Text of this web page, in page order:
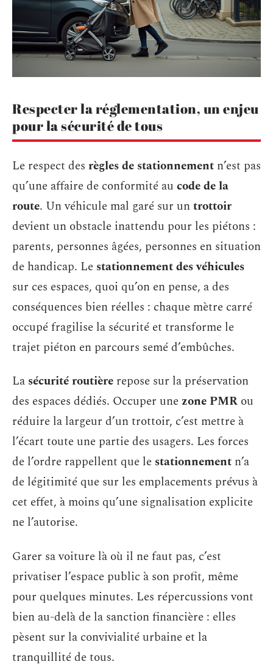
Respecter la réglementation, un enjeu
pour la sécurité de tous
Le respect des règles de stationnement n’est pas
qu’une affaire de conformité au code de la
route. Un véhicule mal garé sur untrottoir
devient un obstacle inattendu pour les piétons :
parents, personnes âgées, personnes en situation
de handicap. Le stationnement des véhicules
sur ces espaces, quoi qu’on en pense, a des
conséquences bien réelles : chaque mètre carré
occupé fragilise la sécurité et transforme le
trajet piéton en parcours semé d’embûches.
La sécurité routière repose sur la préservation
des espaces dédiés. Occuper une zone PMR ou
réduire la largeur d’un trottoir, c’est mettre à
l’écart toute une partie des usagers. Les forces
de l’ordre rappellent que le stationnement n’a
de légitimité que sur les emplacements prévus à
cet effet, à moins qu’une signalisation explicite
ne l’autorise.
Garer sa voiture là où il ne faut pas, c’est
privatiser l’espace public à son profit, même
pour quelques minutes. Les répercussions vont
bien au-delà de la sanction financière : elles
pèsent sur la convivialité urbaine et la
tranquillité de tous.